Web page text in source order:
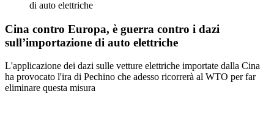
di auto elettriche
Cina contro Europa, è guerra contro i dazi
sull’importazione di auto elettriche
L'applicazione dei dazi sulle vetture elettriche importate dalla Cina
ha provocato l'ira di Pechino che adesso ricorrerà al WTO per far
eliminare questa misura